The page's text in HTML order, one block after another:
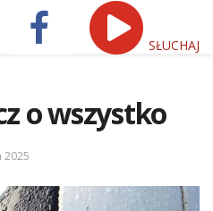
SŁUCHAJ
o wszystko
2025